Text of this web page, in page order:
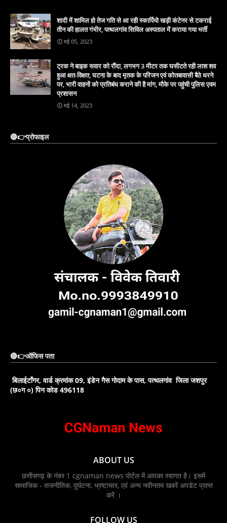
शादी में शामिल हो तेज गति से आ रही स्कार्पियो खड़ी कंटेनर से टकराई
तीन की हालत गंभीर, पत्थलगांव सिविल अस्पताल में कराया गया भर्ती
मई 05, 2023
ट्रक ने बाइक सवार को रौंदा, लगभग 3 मीटर तक घसीटते रही लाश शव
हुआ क्षत-विक्षत, घटना के बाद मृतक के परिजन एवं कोतबावासी बैठे धरने
पर, भारी वाहनों को प्रतिबंध कराने की है मांग, मौके पर पहुंची पुलिस एवम
प्रशासन
मई 14, 2023
🔴👉प्रोफाइल
🔴👉ऑफिस पता
बिलाईटाँगर, वार्ड क्रमांक 09, इंडेन गैस गोदाम के पास, पत्थलगांव जिला जशपुर
(छ०ग ०) पिन कोड 496118
ABOUT US
छत्तीसगढ़ के नंबर 1 cgnaman news पोर्टल में आपका स्वागत है। इसमें
सामाजिक - राजनीतिक, दुर्घटना, भ्रष्टाचार, एवं अन्य नवीनतम खबरें अपडेट प्राप्त
करें ।
FOLLOW US